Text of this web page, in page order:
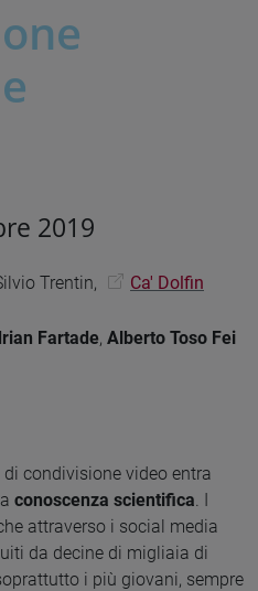
2019
Trentin, Ca' Dolfin
Fartade, Alberto Toso Fei
condivisione video entra
conoscenza scientifica. I
attraverso i social media
da decine di migliaia di
i più giovani, sempre